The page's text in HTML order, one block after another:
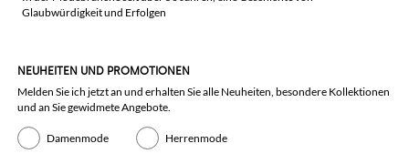
Glaubwürdigkeit und Erfolgen
NEUHEITEN UND PROMOTIONEN
Melden Sie ich jetzt an und erhalten Sie alle Neuheiten, besondere Kollektionen
und an Sie gewidmete Angebote.
Damenmode Herrenmode